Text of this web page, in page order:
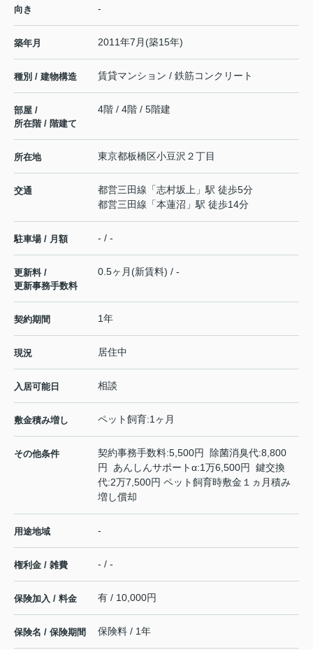
向き -
築年月 2011年7月(築15年)
種別 / 建物構造 賃貸マンション / 鉄筋コンクリート
部屋 /
所在階 / 階建て
4階 / 4階 / 5階建
所在地 東京都板橋区小豆沢 ２丁目
交通 都営三田線 「志村坂上 」駅 徒歩5分
都営三田線 「本蓮沼 」駅 徒歩14分
駐車場 / 月額 - / -
更新料 /
更新事務手数料
0.5ヶ月(新賃料) / -
契約期間 1年
現況 居住中
入居可能日 相談
敷金積み増し ペット飼育:1ヶ月
その他条件
契約事務手数料:5,500円 除菌消臭代:8,800
円 あんしんサポートα:1万6,500円 鍵交換
代:2万7,500円 ペット飼育時敷金１ヵ月積み
増し償却
用途地域 -
権利金 / 雑費 - / -
保険加入 / 料金 有 / 10,000円
保険名 / 保険期間 保険料 / 1年